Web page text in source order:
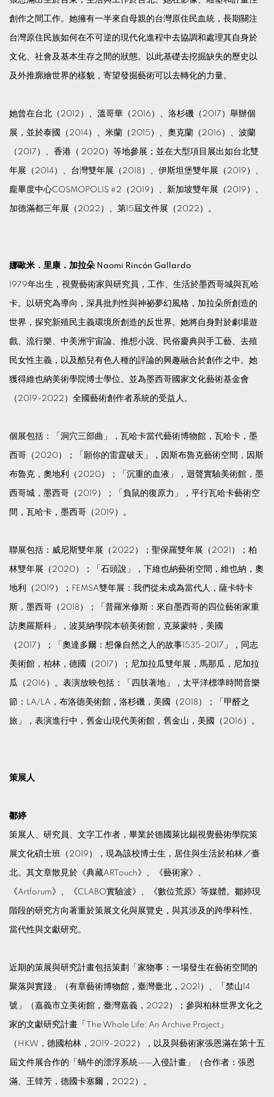
創作之間工作。她擁有一半來自母親的台灣原住民血統，長期關注
台灣原住民族如何在不可逆的現代化進程中去協調和處理其自身於
文化、社會及基本生存之間的狀態。以此基礎去挖掘缺失的歷史以
及外推廓繪世界的樣貌，寄望發掘藝術可以去轉化的力量。
她曾在台北（2012）、溫哥華（2016）、洛杉磯（2017）舉辦個
展，並於泰國（2014）、米蘭（2015）、奧克蘭（2016）、波蘭
（2017）、香港（ 2020）等地參展；並在大型項目展出如台北雙
年展（2014）、台灣雙年展（2018）、伊斯坦堡雙年展（2019）、
龐畢度中心COSMOPOLIS #2（2019）、新加坡雙年展（2019）、
加德滿都三年展（2022）、第15屆文件展（2022）。
娜歐米．里康．加拉朵 Naomi Rincón Gallardo
1979年出生，視覺藝術家與研究員，工作、生活於墨西哥城與瓦哈
卡。以研究為導向，深具批判性與神祕夢幻風格，加拉朵所創造的
世界，探究新殖民主義環境所創造的反世界。她將自身對於劇場遊
戲、流行樂、中美洲宇宙論、推想小說、民俗慶典與手工藝、去殖
民女性主義，以及酷兒有色人種的評論的興趣融合於創作之中。她
獲得維也納美術學院博士學位。並為墨西哥國家文化藝術基金會
（2019-2022）全國藝術創作者系統的受益人。
個展包括：「洞穴三部曲」，瓦哈卡當代藝術博物館，瓦哈卡，墨
西哥（2020）；「願你的雷霆破天」，因斯布魯克藝術空間，因斯
布魯克，奧地利（2020）；「沉重的血液」，迴聲實驗美術館，墨
西哥城，墨西哥（2019）；「負鼠的復原力」，平行瓦哈卡藝術空
間，瓦哈卡，墨西哥（2019）。
聯展包括：威尼斯雙年展（2022）；聖保羅雙年展（2021）；柏
林雙年展（2020）；「石頭說」，下維也納藝術空間，維也納，奧
地利（2019）；FEMSA雙年展：我們從未成為當代人，薩卡特卡
斯，墨西哥（2018）；「普羅米修斯：來自墨西哥的四位藝術家重
訪奧羅斯科」，波莫納學院本頓美術館，克萊蒙特，美國
（2017）；「奧達多爾：想像自然之人的故事1535-2017」，同志
美術館，柏林，德國（2017）；尼加拉瓜雙年展，馬那瓜，尼加拉
瓜（2016）。表演放映包括：「四肢著地」，太平洋標準時間音樂
節：LA/LA，布洛德美術館，洛杉磯，美國（2018）；「甲醛之
旅」，表演進行中，舊金山現代美術館，舊金山，美國（2016）。
策展人
鄒婷
策展人、研究員、文字工作者，畢業於德國萊比錫視覺藝術學院策
展文化碩士班（2019），現為該校博士生，居住與生活於柏林／臺
北。其文章散見於《典藏ARTouch》、《藝術家》、
《Artforum》、《CLABO實驗波》、《數位荒原》等媒體。鄒婷現
階段的研究方向著重於策展文化與展覽史，與其涉及的跨學科性、
當代性與文獻研究。
近期的策展與研究計畫包括策劃「家物事：一場發生在藝術空間的
聚落與實踐」（有章藝術博物館，臺灣臺北，2021）、「禁山14
號」（嘉義市立美術館，臺灣嘉義，2022）；參與柏林世界文化之
家的文獻研究計畫「The Whole Life: An Archive Project」
（HKW，德國柏林，2019-2022），以及與藝術家張恩滿在第十五
屆文件展合作的「蝸牛的漂浮系統——入侵計畫」（合作者：張恩
滿、王韓芳，德國卡塞爾，2022）。